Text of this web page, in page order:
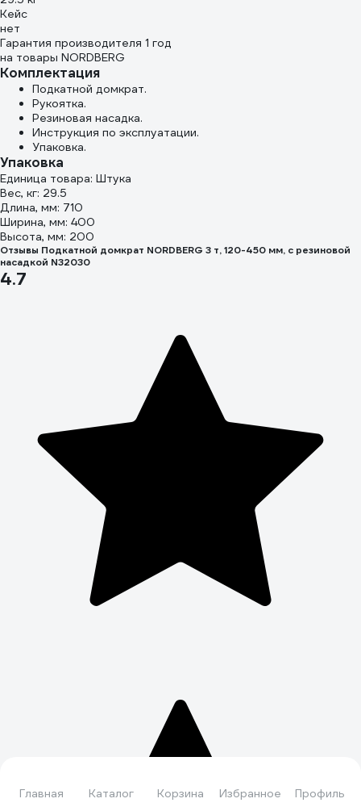
Главная Каталог Корзина Избранное Профиль
Кейс
нет
Гарантия производителя 1 год
на товары NORDBERG
Комплектация
Подкатной домкрат.
Рукоятка.
Резиновая насадка.
Инструкция по эксплуатации.
Упаковка.
Упаковка
Единица товара: Штука
Вес, кг: 29.5
Длина, мм: 710
Ширина, мм: 400
Высота, мм: 200
Отзывы Подкатной домкрат NORDBERG 3 т, 120-450 мм, с резиновой
насадкой N32030
4.7